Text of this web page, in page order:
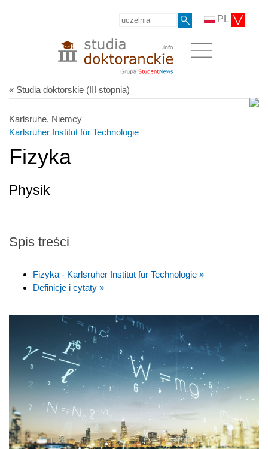
PL
« Studia doktorskie (III stopnia)
Karlsruhe, Niemcy
Karlsruher Institut für Technologie
Fizyka
Physik
Spis treści
Fizyka - Karlsruher Institut für Technologie »
Definicje i cytaty »